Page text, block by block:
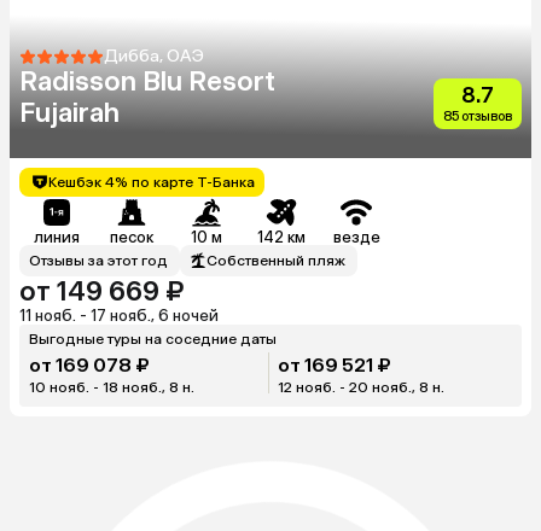
Дибба, ОАЭ
Radisson Blu Resort
Fujairah
8.7
85 отзывов
Кешбэк 4% по карте Т-Банка
линия песок 10 м 142 км везде
Отзывы за этот год Собственный пляж
от 149 669 ₽
11 нояб. - 17 нояб., 6 ночей
Выгодные туры на соседние даты
от 169 078 ₽
10 нояб. - 18 нояб., 8 н.
от 169 521 ₽
12 нояб. - 20 нояб., 8 н.